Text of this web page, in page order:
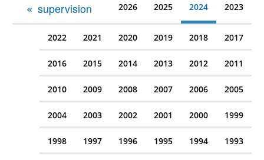
supervision 2026 2025 2024 2023
2022 2021 2020 2019 2018 2017
2016 2015 2014 2013 2012 2011
2010 2009 2008 2007 2006 2005
2004 2003 2002 2001 2000 1999
1998 1997 1996 1995 1994 1993